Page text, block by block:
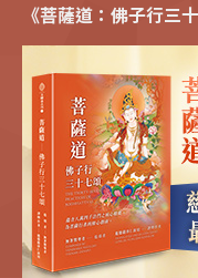
《菩薩道：佛子行三